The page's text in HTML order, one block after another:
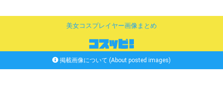
美女コスプレイヤー画像まとめ
掲載画像について (About posted images)